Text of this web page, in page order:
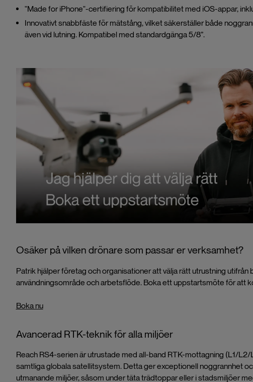
"Made for iPhone"-certifiering för kompatibilitet med iOS-appar,
Innovativt snabbfäste för mätstång, vilket säkerställer både
även vid lutning. Kompatibel med standardgänga 5/8”.
Osäker på vilken drönare som passar er verksamhet?
Patrik hjälper företag och organisationer att välja rätt utrustning utifrån
användningsområde och arbetsflöde. Boka ett uppstartsmöte för att
Boka nu
Avancerad RTK-teknik för alla miljöer
Reach RS4-serien är utrustade med all-band RTK-mottagning (L1/
samtliga globala satellitsystem. Detta ger exceptionell noggrannhet
utmanande miljöer, såsom under täta trädtoppar eller i stadsmiljöer